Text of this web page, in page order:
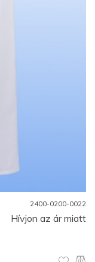
2400-0200-0022
Hívjon az ár miatt